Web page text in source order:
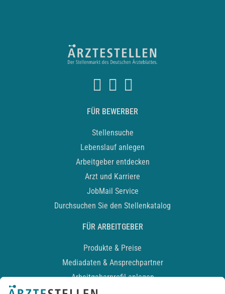
FÜR BEWERBER
Stellensuche
Lebenslauf anlegen
Arbeitgeber entdecken
Arzt und Karriere
JobMail Service
Durchsuchen Sie den Stellenkatalog
FÜR ARBEITGEBER
Produkte & Preise
Mediadaten & Ansprechpartner
Arbeitgeberprofil anlegen
Recruiting-Podcast